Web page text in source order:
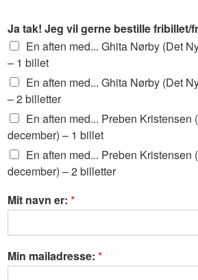
r
b
l
e
t
/
f
r
b
i
l
e
t
Ja tak! Jeg vil gerne bestille fribillet/
En aften med... Ghita Nørby (Det
– 1 billet
En aften med... Ghita Nørby (Det
– 2 billetter
En aften med... Preben Kristensen
december) – 1 billet
En aften med... Preben Kristensen
december) – 2 billetter
t
a
!
a
Mit navn er: *
Min mailadresse: *